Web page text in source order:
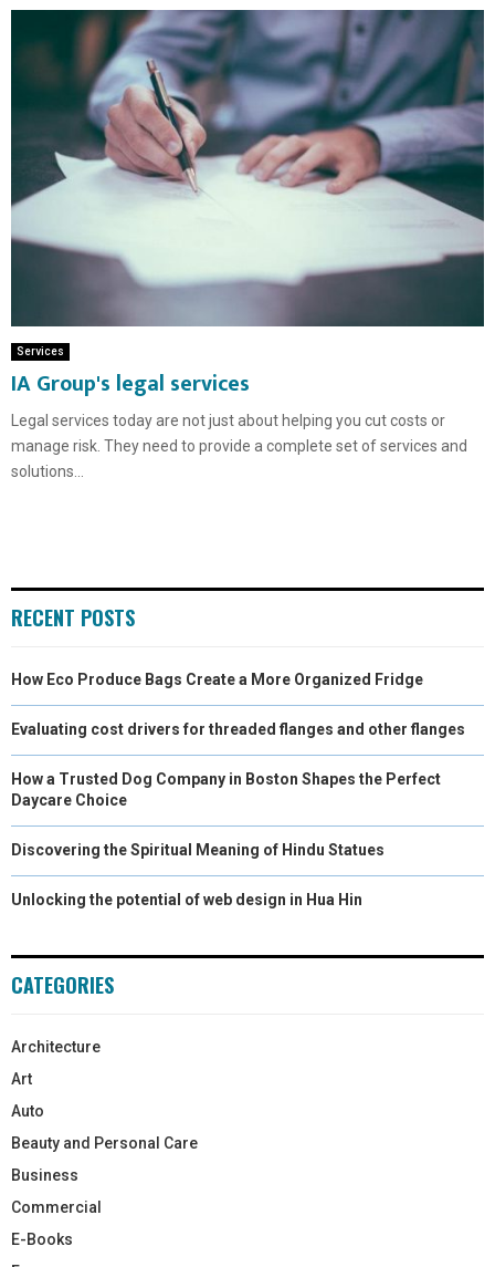
Services
IA Group's legal services
Legal services today are not just about helping you cut costs or
manage risk. They need to provide a complete set of services and
solutions...
RECENT POSTS
How Eco Produce Bags Create a More Organized Fridge
Evaluating cost drivers for threaded flanges and other flanges
How a Trusted Dog Company in Boston Shapes the Perfect
Daycare Choice
Discovering the Spiritual Meaning of Hindu Statues
Unlocking the potential of web design in Hua Hin
CATEGORIES
Architecture
Art
Auto
Beauty and Personal Care
Business
Commercial
E-Books